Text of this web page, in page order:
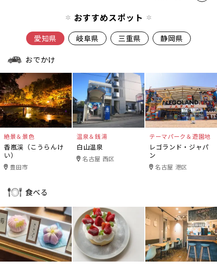
おすすめスポット
愛知県 岐阜県 三重県 静岡県
おでかけ
絶景＆景色
香嵐渓（こうらんけ
い）
豊田市
温泉＆銭湯
白山温泉
名古屋 西区
テーマパーク＆遊園地
レゴランド・ジャパ
ン
名古屋 港区
食べる